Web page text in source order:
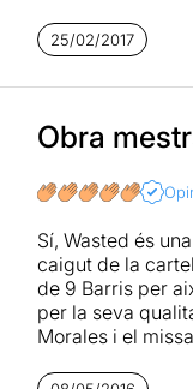
sido y que cada
perdedores, de
nosotros.
Con una puesta
impecable de
Más información
25/02/2017
Obra
Sí, Wasted és
caigut de la
de 9 Barris per
per la seva
Morales i el